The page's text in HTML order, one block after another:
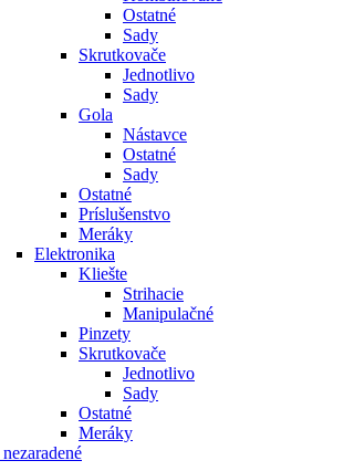
Ostatné
Sady
Skrutkovače
Jednotlivo
Sady
Gola
Nástavce
Ostatné
Sady
Ostatné
Príslušenstvo
Meráky
Elektronika
Kliešte
Strihacie
Manipulačné
Pinzety
Skrutkovače
Jednotlivo
Sady
Ostatné
Meráky